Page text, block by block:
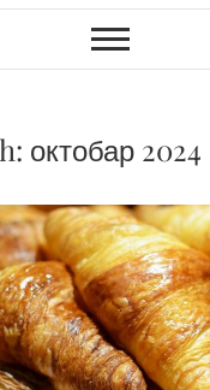
октобар 2024